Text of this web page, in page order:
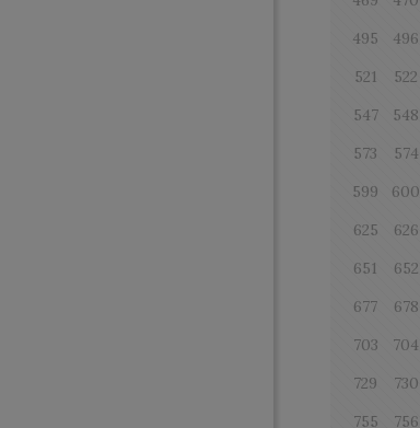
495
496
521
522
547
548
573
574
599
600
625
626
651
652
677
678
703
704
729
730
755
756